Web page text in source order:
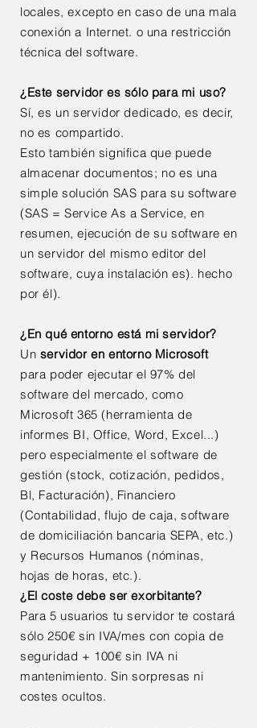
locales, excepto en caso de una mala
conexión a Internet. o una restricción
técnica del software.
¿Este servidor es sólo para mi uso?
Sí, es un servidor dedicado, es decir,
no es compartido.
Esto también significa que puede
almacenar documentos; no es una
simple solución SAS para su software
(SAS = Service As a Service, en
resumen, ejecución de su software en
un servidor del mismo editor del
software, cuya instalación es). hecho
por él).
¿En qué entorno está mi servidor?
Un servidor en entorno Microsoft
para poder ejecutar el 97% del
software del mercado, como
Microsoft 365 (herramienta de
informes BI, Office, Word, Excel...)
pero especialmente el software de
gestión (stock, cotización, pedidos,
Bl, Facturación), Financiero
(Contabilidad, flujo de caja, software
de domiciliación bancaria SEPA, etc.)
y Recursos Humanos (nóminas,
hojas de horas, etc.).
¿El coste debe ser exorbitante?
Para 5 usuarios tu servidor te costará
sólo 250€ sin IVA/mes con copia de
seguridad + 100€ sin IVA ni
mantenimiento. Sin sorpresas ni
costes ocultos.